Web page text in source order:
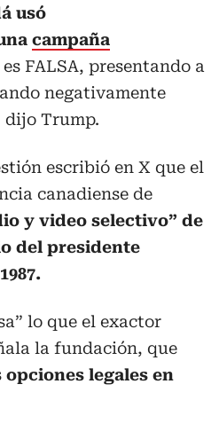
usó
campaña
FALSA, presentando a
negativamente
dijo Trump.
escribió en X que el
canadiense de
y video selectivo” de
del presidente
lo que el exactor
la fundación, que
opciones legales en